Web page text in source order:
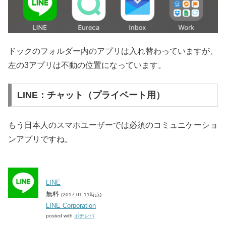
ドックのフォルダー内のアプリは入れ替わっていますが、
左の3アプリは不動の位置になっています。
LINE：チャット（プライベート用）
もう日本人のスマホユーザーでは必須のコミュニケーショ
ンアプリですね。
LINE
無料 (2017.01.11時点)
LINE Corporation
posted with ポチレバ